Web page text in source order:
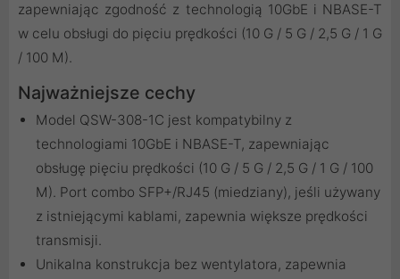
zapewniając zgodność z technologią 10GbE i NBASE-T
w celu obsługi do pięciu prędkości (10 G / 5 G / 2,5 G / 1 G
/ 100 M).
Najważniejsze cechy
Model QSW-308-1C jest kompatybilny z
technologiami 10GbE i NBASE-T, zapewniając
obsługę pięciu prędkości (10 G / 5 G / 2,5 G / 1 G / 100
M). Port combo SFP+/RJ45 (miedziany), jeśli używany
z istniejącymi kablami, zapewnia większe prędkości
transmisji.
Unikalna konstrukcja bez wentylatora, zapewnia